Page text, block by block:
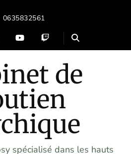
0635832561
de
spécialisé dans les hauts